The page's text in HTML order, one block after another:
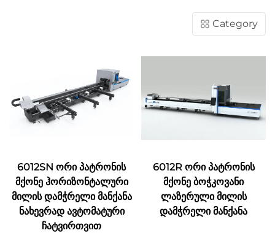
Category
6012SN ორი პატრონის
მქონე ჰორიზონტალური
მილის დამჭრელი მანქანა
ნახევრად ავტომატური
ჩატვირთვით
6012R ორი პატრონის
მქონე ბოჭკოვანი
ლაზერული მილის
დამჭრელი მანქანა